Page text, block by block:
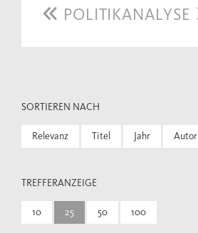
POLITIKANALYSE
SORTIEREN NACH
Relevanz Titel Jahr Autor
TREFFERANZEIGE
10 25 50 100